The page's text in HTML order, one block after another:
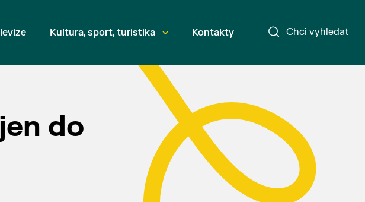
Chci vyhledat
Kultura, sport, turistika Kontakty
do